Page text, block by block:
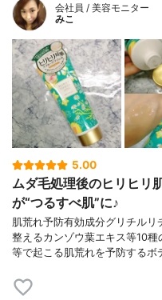
会社員 / 美容モニター
みこ
5.00
ムダ毛処理後のヒリヒリ
が“つるすべ肌”に♪
肌荒れ予防有効成分グリチル
整えるカンゾウ葉エキス等10
等で起こる肌荒れを予防するボ